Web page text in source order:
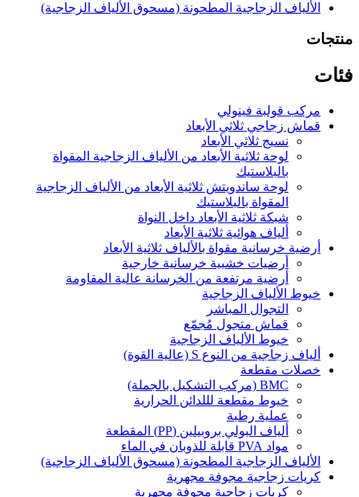
الألياف الزجاجية المطحونة (مسحوق الألياف الزجاجية)
منتجات
فئات
مركب قولبة فينولي
قماش زجاجي ثلاثي الأبعاد
نسيج ثلاثي الأبعاد
لوحة ثلاثية الأبعاد من الألياف الزجاجية المقواة
بالبلاستيك
لوحة ساندويتش ثلاثية الأبعاد من الألياف الزجاجية
المقواة بالبلاستيك
شبكة ثلاثية الأبعاد داخل النواة
ألياف هوائية ثلاثية الأبعاد
أرضية خرسانية مقواة بالألياف ثلاثية الأبعاد
أرضيات خشبية خرسانية خارجية
أرضية مرتفعة من الخرسانة عالية المقاومة
خيوط الألياف الزجاجية
التجوال المباشر
قماش متجول مُجمّع
خيوط الألياف الزجاجية
ألياف زجاجية من النوع S (عالية القوة)
خصلات مقطعة
BMC (مركب التشكيل بالجملة)
خيوط مقطعة لللدائن الحرارية
عملية رطبة
ألياف البولي بروبيلين (PP) المقطعة
مواد PVA قابلة للذوبان في الماء
الألياف الزجاجية المطحونة (مسحوق الألياف الزجاجية)
كريات زجاجية مجوفة مجهرية
كريات زجاجية مجوفة مجهرية